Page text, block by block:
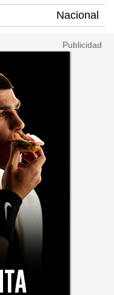
Nacional